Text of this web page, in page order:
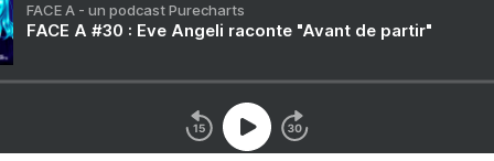
FACE A - un podcast Purecharts
FACE A #30 : Eve Angeli raconte "Avant de partir"